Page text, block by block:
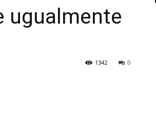
ugualmente
0
1342